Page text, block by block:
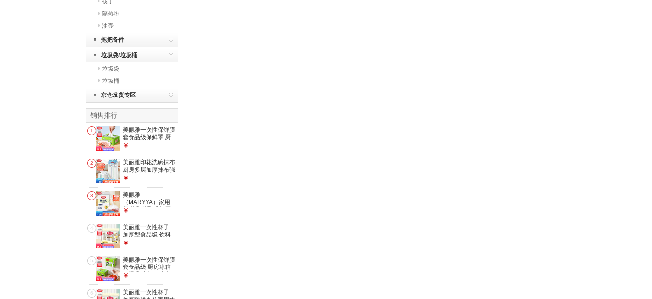
筷子
隔热垫
油壶
拖把备件
垃圾袋/垃圾桶
垃圾袋
垃圾桶
京仓发货专区
销售排行
1
美丽雅一次性保鲜膜
套食品级保鲜罩 厨
房冰箱松紧袋 大小
装】一次性保鲜罩
*100只
￥
2
美丽雅印花洗碗抹布
厨房多层加厚抹布强
力吸水去油家用清洁
布28*28cm*2【共
20片】
￥
3
美丽雅
（MARYYA）家用
保鲜袋 抽取式加厚
冷冻收纳袋 【背心
式】140只
30*25cm 加厚耐用
食品袋
￥
4
美丽雅一次性杯子
加厚型食品级 饮料
果汁茶叶水杯 办公
惠纸杯】210ml*100
只
￥
5
美丽雅一次性保鲜膜
套食品级 厨房冰箱
松紧袋 自封口碗盘
【盒装】一次性保鲜
罩 200只 均码
￥
6
美丽雅一次性杯子